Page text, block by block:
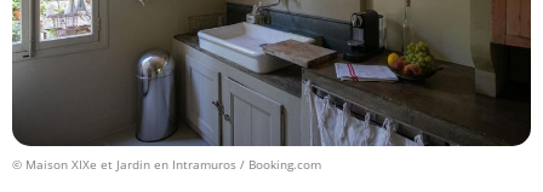
© Maison XIXe et Jardin en Intramuros / Booking.com